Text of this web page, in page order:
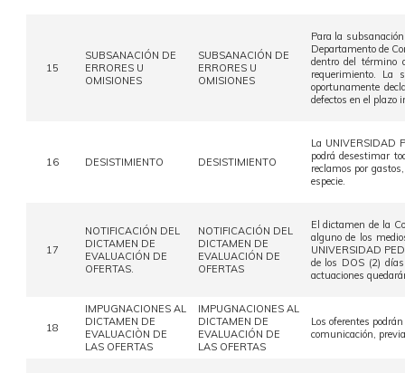
15
SUBSANACIÓN DE
ERRORES U
OMISIONES
SUBSANACIÓN DE
ERRORES U
OMISIONES
Para la
Departamento de
dentro del término
requerimiento. La
oportunamente
defectos en el plazo
16 DESISTIMIENTO DESISTIMIENTO
La UNIVERSIDAD
podrá desestimar
reclamos por
especie.
17
NOTIFICACIÓN DEL
DICTAMEN DE
EVALUACIÓN DE
OFERTAS.
NOTIFICACIÓN DEL
DICTAMEN DE
EVALUACIÓN DE
OFERTAS
El dictamen de la
alguno de los
UNIVERSIDAD
de los DOS (2)
actuaciones
18
IMPUGNACIONES AL
DICTAMEN DE
EVALUACIÒN DE
LAS OFERTAS
IMPUGNACIONES AL
DICTAMEN DE
EVALUACIÓN DE
LAS OFERTAS
Los oferentes
comunicación,